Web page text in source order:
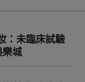
：未臨床試驗
城